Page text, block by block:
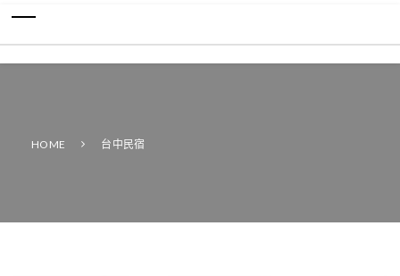
HOME 台中民宿